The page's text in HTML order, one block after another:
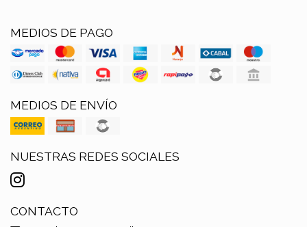
MEDIOS DE PAGO
MEDIOS DE ENVÍO
NUESTRAS REDES SOCIALES
CONTACTO